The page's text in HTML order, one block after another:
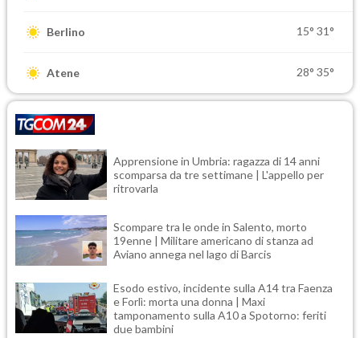
Berlino 15° 31°
Atene 28° 35°
Apprensione in Umbria: ragazza di 14 anni
scomparsa da tre settimane | L'appello per
ritrovarla
Scompare tra le onde in Salento, morto
19enne | Militare americano di stanza ad
Aviano annega nel lago di Barcis
Esodo estivo, incidente sulla A14 tra Faenza
e Forlì: morta una donna | Maxi
tamponamento sulla A10 a Spotorno: feriti
due bambini